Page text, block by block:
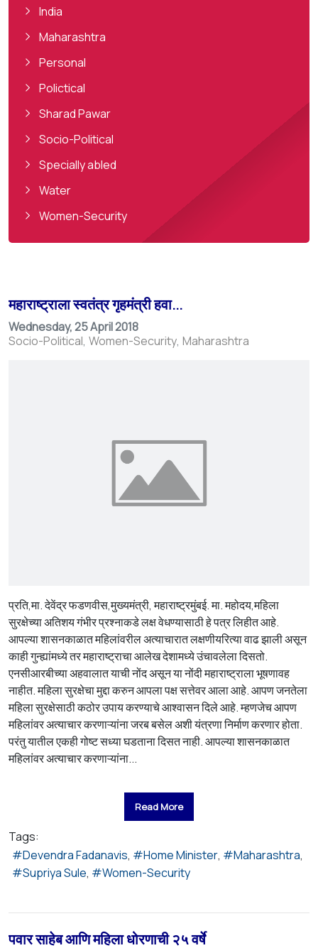
India
Maharashtra
Personal
Polictical
Sharad Pawar
Socio-Political
Specially abled
Water
Women-Security
महाराष्ट्राला स्वतंत्र गृहमंत्री हवा...
Wednesday, 25 April 2018
Socio-Political Women-Security Maharashtra
प्रति,मा. देवेंद्र फडणवीस,मुख्यमंत्री, महाराष्ट्रमुंबई. मा. महोदय,महिला
सुरक्षेच्या अतिशय गंभीर प्रश्नाकडे लक्ष वेधण्यासाठी हे पत्र लिहीत आहे.
आपल्या शासनकाळात महिलांवरील अत्याचारात लक्षणीयरित्या वाढ झाली असून
काही गुन्ह्यांमध्ये तर महाराष्ट्राचा आलेख देशामध्ये उंचावलेला दिसतो.
एनसीआरबीच्या अहवालात याची नोंद असून या नोंदी महाराष्ट्राला भूषणावह
नाहीत. महिला सुरक्षेचा मुद्दा करुन आपला पक्ष सत्तेवर आला आहे. आपण जनतेला
महिला सुरक्षेसाठी कठोर उपाय करण्याचे आश्वासन दिले आहे. म्हणजेच आपण
महिलांवर अत्याचार करणाऱ्यांना जरब बसेल अशी यंत्रणा निर्माण करणार होता.
परंतु यातील एकही गोष्ट सध्या घडताना दिसत नाही. आपल्या शासनकाळात
महिलांवर अत्याचार करणाऱ्यांना...
Read More
Tags:
Devendra Fadanavis
Home Minister
Maharashtra
Supriya Sule
Women-Security
पवार साहेब आणि महिला धोरणाची २५ वर्षे